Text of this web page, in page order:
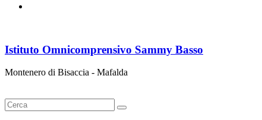
Istituto Omnicomprensivo Sammy Basso
Montenero di Bisaccia - Mafalda